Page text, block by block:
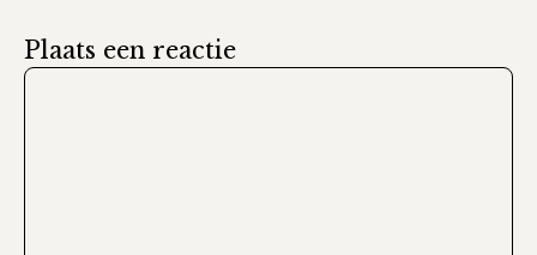
Plaats een reactie
Reactie